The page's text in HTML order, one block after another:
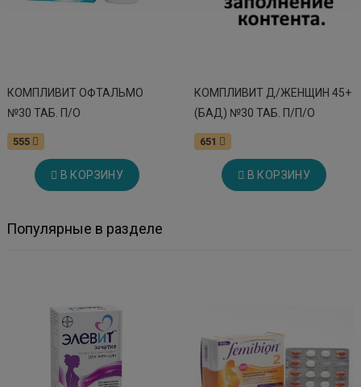
КОМПЛИВИТ ОФТАЛЬМО
№30 ТАБ. П/О
555
В КОРЗИНУ
КОМПЛИВИТ Д/ЖЕНЩИН 45+
(БАД) №30 ТАБ. П/П/О
651
В КОРЗИНУ
Популярные в разделе